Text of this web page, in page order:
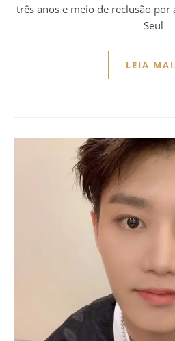
três anos e meio de reclusão por
Seul
LEIA